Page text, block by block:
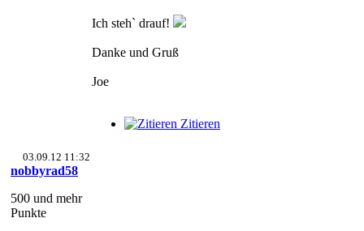
Ich steh` drauf!
Danke und Gruß
Joe
Zitieren
03.09.12 11:32
nobbyrad58
500 und mehr
Punkte